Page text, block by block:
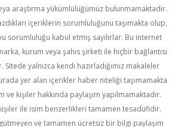
araştırma yükümlülüğümüz bulunmamaktadır.
içeriklerin sorumluluğunu taşımakta olup,
sorumluluğu kabul etmiş sayılırlar. Bu internet
kurum veya şahıs şirketi ile hiçbir bağlantısı
yalnızca kendi hazırladığımız makaleler
yer alan içerikler haber niteliği taşımamakta
ve kişiler hakkında paylaşım yapılmamaktadır.
ile isim benzerlikleri tamamen tesadüfidir.
ve tamamen ücretsiz bir bilgi paylaşım